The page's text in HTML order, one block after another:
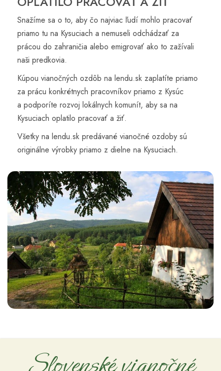
Snažíme sa o to, aby čo najviac ľudí mohlo pracovať
priamo tu na Kysuciach a nemuseli odchádzať za
prácou do zahraničia alebo emigrovať ako to zažívali
naši predkovia.
Kúpou vianočných ozdôb na lendu.sk zaplatíte priamo
za prácu konkrétnych pracovníkov priamo z Kysúc
a podporíte rozvoj lokálnych komunít, aby sa na
Kysuciach oplatilo pracovať a žiť.
Všetky na lendu.sk predávané vianočné ozdoby sú
originálne výrobky priamo z dielne na Kysuciach.